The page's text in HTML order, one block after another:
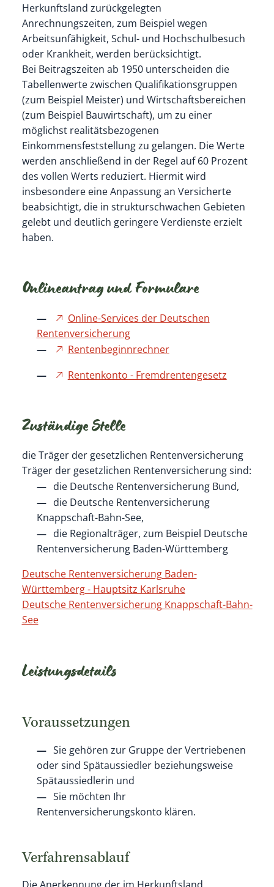
Herkunftsland zurückgelegten
Anrechnungszeiten, zum Beispiel wegen
Arbeitsunfähigkeit, Schul- und Hochschulbesuch
oder Krankheit, werden berücksichtigt.
Bei Beitragszeiten ab 1950 unterscheiden die
Tabellenwerte zwischen Qualifikationsgruppen
(zum Beispiel Meister) und Wirtschaftsbereichen
(zum Beispiel Bauwirtschaft), um zu einer
möglichst realitätsbezogenen
Einkommensfeststellung zu gelangen. Die Werte
werden anschließend in der Regel auf 60 Prozent
des vollen Werts reduziert. Hiermit wird
insbesondere eine Anpassung an Versicherte
beabsichtigt, die in strukturschwachen Gebieten
gelebt und deutlich geringere Verdienste erzielt
haben.
Onlineantrag und Formulare
Online-Services der Deutschen
Rentenversicherung
Rentenbeginnrechner
Rentenkonto - Fremdrentengesetz
Zuständige Stelle
die Träger der gesetzlichen Rentenversicherung
Träger der gesetzlichen Rentenversicherung sind:
die Deutsche Rentenversicherung Bund,
die Deutsche Rentenversicherung
Knappschaft-Bahn-See,
die Regionalträger, zum Beispiel Deutsche
Rentenversicherung Baden-Württemberg
Deutsche Rentenversicherung Baden-
Württemberg - Hauptsitz Karlsruhe
Deutsche Rentenversicherung Knappschaft-Bahn-
See
Leistungsdetails
Voraussetzungen
Sie gehören zur Gruppe der Vertriebenen
oder sind Spätaussiedler beziehungsweise
Spätaussiedlerin und
Sie möchten Ihr
Rentenversicherungskonto klären.
Verfahrensablauf